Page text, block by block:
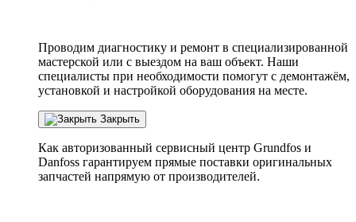
Проводим диагностику и ремонт в специализированной
мастерской или с выездом на ваш объект. Наши
специалисты при необходимости помогут с демонтажём,
установкой и настройкой оборудования на месте.
Закрыть
Как авторизованный сервисный центр Grundfos и
Danfoss гарантируем прямые поставки оригинальных
запчастей напрямую от производителей.